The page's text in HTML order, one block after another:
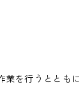
を行うとと